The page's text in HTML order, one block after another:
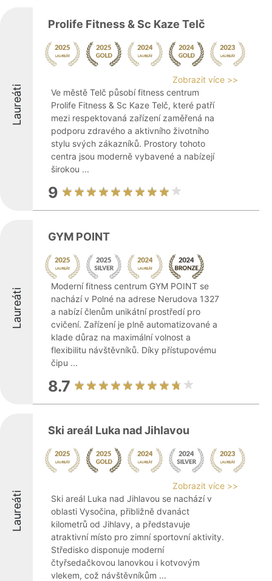
Laureáti
Prolife Fitness & Sc Kaze Telč
Zobrazit více >>
Ve městě Telč působí fitness centrum
Prolife Fitness & Sc Kaze Telč, které patří
mezi respektovaná zařízení zaměřená na
podporu zdravého a aktivního životního
stylu svých zákazníků. Prostory tohoto
centra jsou moderně vybavené a nabízejí
širokou ...
9
Laureáti
GYM POINT
Moderní fitness centrum GYM POINT se
nachází v Polné na adrese Nerudova 1327
a nabízí členům unikátní prostředí pro
cvičení. Zařízení je plně automatizované a
klade důraz na maximální volnost a
flexibilitu návštěvníků. Díky přístupovému
čipu ...
8.7
Laureáti
Ski areál Luka nad Jihlavou
Zobrazit více >>
Ski areál Luka nad Jihlavou se nachází v
oblasti Vysočina, přibližně dvanáct
kilometrů od Jihlavy, a představuje
atraktivní místo pro zimní sportovní aktivity.
Středisko disponuje moderní
čtyřsedačkovou lanovkou i kotvovým
vlekem, což návštěvníkům ...